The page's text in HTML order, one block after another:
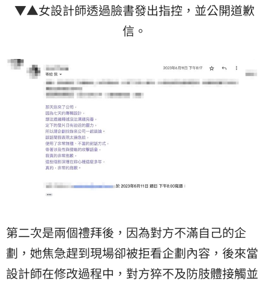
▼▲女設計師透過臉書發出指控，並公開道歉
信。
第二次是兩個禮拜後，因為對方不滿自己的企
劃，她焦急趕到現場卻被拒看企劃內容，後來當
設計師在修改過程中，對方猝不及防肢體接觸並